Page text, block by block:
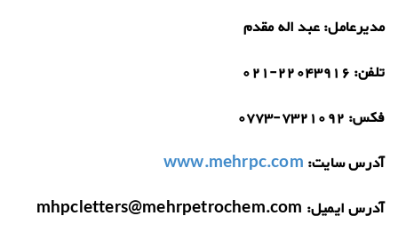
مدیرعامل:عبد اله مقدم
تلفن: 021-22043916
فکس: 0773-7321092
آدرس سایت: www.mehrpc.com
آدرس ایمیل: mhpcletters@mehrpetrochem.com